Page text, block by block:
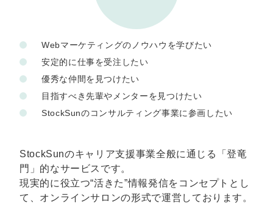
Webマーケティングのノウハウを学びたい
安定的に仕事を受注したい
優秀な仲間を見つけたい
目指すべき先輩やメンターを見つけたい
StockSunのコンサルティング事業に参画したい
StockSunのキャリア支援事業全般に通じる「登竜
門」的なサービスです。
現実的に役立つ“活きた”情報発信をコンセプトとし
て、オンラインサロンの形式で運営しております。